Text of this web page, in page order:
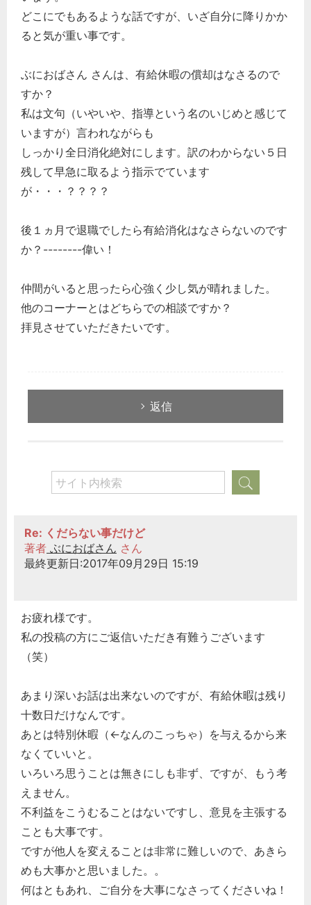
どこにでもあるような話ですが、いざ自分に降りかか
ると気が重い事です。
ぶにおばさん さんは、有給休暇の償却はなさるので
すか？
私は文句（いやいや、指導という名のいじめと感じて
いますが）言われながらも
しっかり全日消化絶対にします。訳のわからない５日
残して早急に取るよう指示でています
が・・・？？？？
後１ヵ月で退職でしたら有給消化はなさらないのです
か？--------偉い！
仲間がいると思ったら心強く少し気が晴れました。
他のコーナーとはどちらでの相談ですか？
拝見させていただきたいです。
返信
Re: くだらない事だけど
著者 ぶにおばさん さん
最終更新日:2017年09月29日 15:19
お疲れ様です。
私の投稿の方にご返信いただき有難うございます
（笑）
あまり深いお話は出来ないのですが、有給休暇は残り
十数日だけなんです。
あとは特別休暇（←なんのこっちゃ）を与えるから来
なくていいと。
いろいろ思うことは無きにしも非ず、ですが、もう考
えません。
不利益をこうむることはないですし、意見を主張する
ことも大事です。
ですが他人を変えることは非常に難しいので、あきら
めも大事かと思いました。。
何はともあれ、ご自分を大事になさってくださいね！